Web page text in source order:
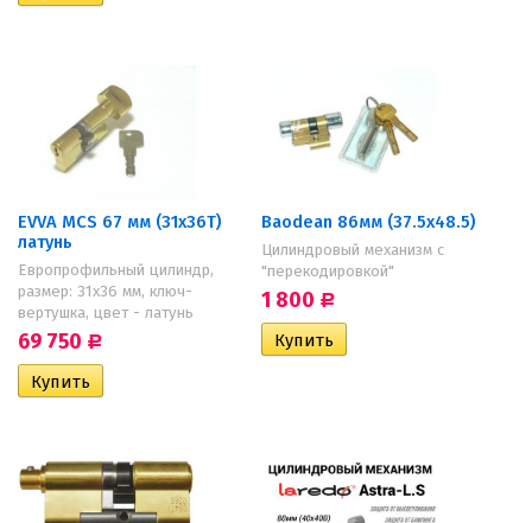
EVVA MCS 67 мм (31х36T)
латунь
Европрофильный цилиндр,
размер: 31х36 мм, ключ-
вертушка, цвет - латунь
69 750 Р
Baodean 86мм (37.5х48.5)
Цилиндровый механизм с
"перекодировкой"
1 800 Р